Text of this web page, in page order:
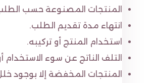
المنتجات المصنوعة حسب
انتهاء مدة تقديم الطلب.
استخدام المنتج أو تركيبه.
التلف الناتج عن سوء الاستخدام
المنتجات المخفضة إلا بوجود